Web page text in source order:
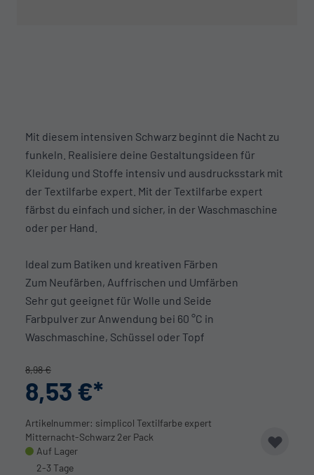
Mit diesem intensiven Schwarz beginnt die Nacht zu
funkeln. Realisiere deine Gestaltungsideen für
Kleidung und Stoffe intensiv und ausdrucksstark mit
der Textilfarbe expert. Mit der Textilfarbe expert
färbst du einfach und sicher, in der Waschmaschine
oder per Hand.
Ideal zum Batiken und kreativen Färben
Zum Neufärben, Auffrischen und Umfärben
Sehr gut geeignet für Wolle und Seide
Farbpulver zur Anwendung bei 60 °C in
Waschmaschine, Schüssel oder Topf
8,98 €
8,53 €
Artikelnummer: simplicol Textilfarbe expert
Mitternacht-Schwarz 2er Pack
Auf Lager
2-3 Tage